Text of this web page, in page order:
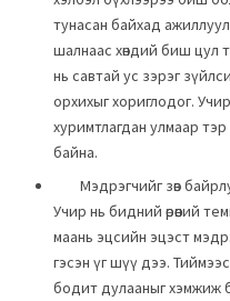
тунасан байхад
шалнаас хөндий биш цул
нь савтай ус зэрэг
орхихыг хориглодог.
хуримтлагдан улмаар тэр
байна.
Мэдрэгчийг зөв
Учир нь бидний өрөөний
маань эцсийн эцэст
гэсэн үг шүү дээ. Тиймээс
бодит дулааныг хэмжиж